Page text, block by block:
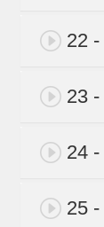
22
23
24
25